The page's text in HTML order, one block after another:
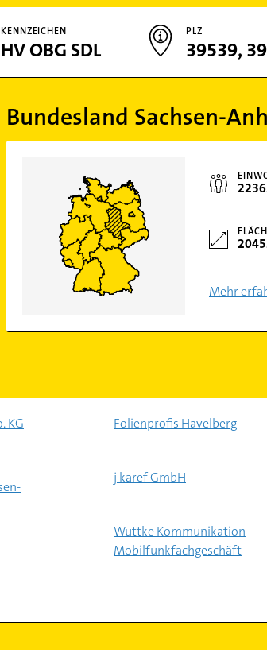
KENNZEICHEN
HV OBG SDL
PLZ
39539,
Bundesland Sachsen-
Mehr
KG Folienprofis Havelberg
j karef GmbH
Wuttke Kommunikation
Mobilfunkfachgeschäft